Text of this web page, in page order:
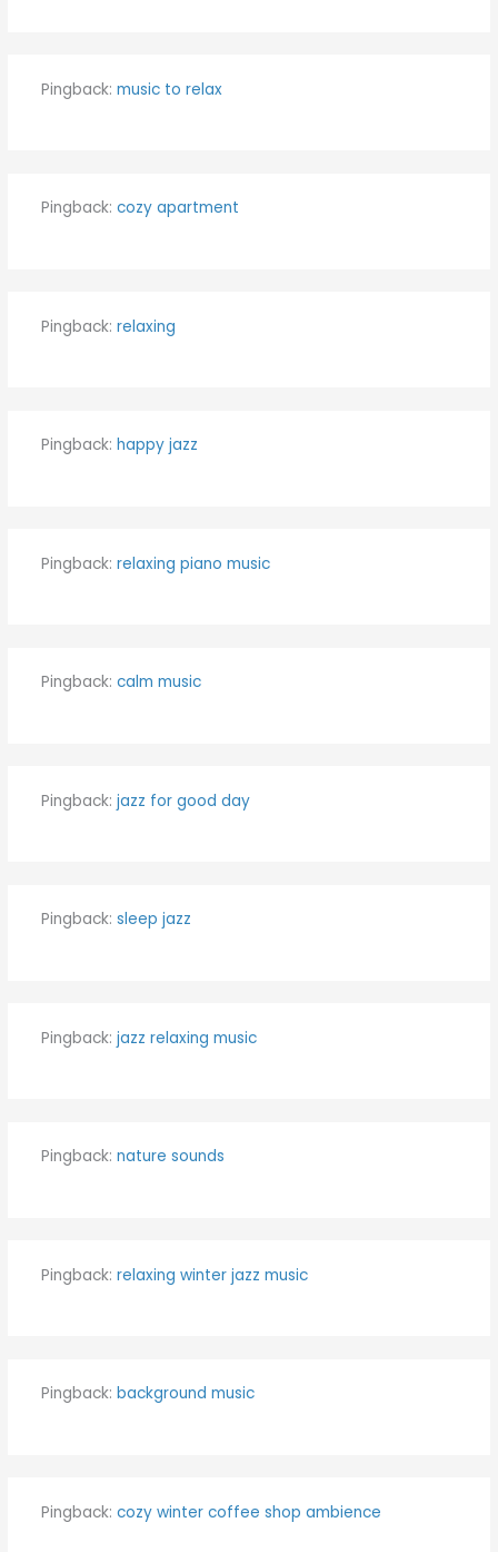
Pingback: music to relax
Pingback: cozy apartment
Pingback: relaxing
Pingback: happy jazz
Pingback: relaxing piano music
Pingback: calm music
Pingback: jazz for good day
Pingback: sleep jazz
Pingback: jazz relaxing music
Pingback: nature sounds
Pingback: relaxing winter jazz music
Pingback: background music
Pingback: cozy winter coffee shop ambience